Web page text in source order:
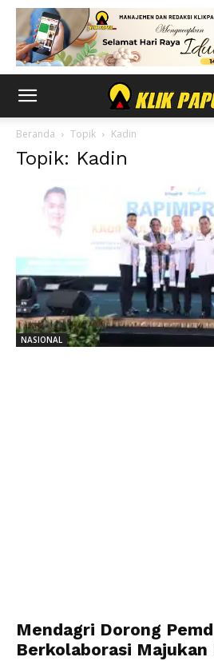
Beranda Topik Kadin
Topik: Kadin
NASIONAL
Mendagri Dorong
Berkolaborasi Majukan